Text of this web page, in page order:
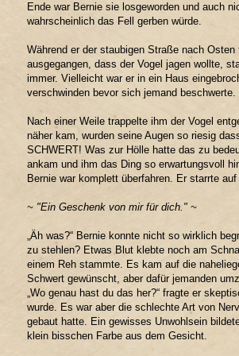
Ende war Bernie sie losgeworden und auch
wahrscheinlich das Fell gerben würde.
Während er der staubigen Straße nach
ausgegangen, dass der Vogel jagen wollte,
immer. Vielleicht war er in ein Haus
verschwinden bevor sich jemand beschwerte.
Nach einer Weile trappelte ihm der Vogel
näher kam, wurden seine Augen so riesig
SCHWERT! Was zur Hölle hatte das zu
ankam und ihm das Ding so erwartungsvoll
Bernie war komplett überfahren. Er starrte
~ "Ein Geschenk von mir für dich." ~
„Äh was?“ Bernie konnte nicht so wirklich
zu stehlen? Etwas Blut klebte noch am
einem Reh stammte. Es kam auf die
Schwert gewünscht, aber dafür jemanden
„Wo genau hast du das her?“ fragte er
wurde. Es war aber die schlechte Art von
gebaut hatte. Ein gewisses Unwohlsein
klein bisschen Farbe aus dem Gesicht.